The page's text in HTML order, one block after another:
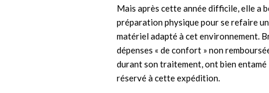
Mais après cette année difficile, elle a
préparation physique pour se refaire
matériel adapté à cet environnement.
dépenses « de confort » non
durant son traitement, ont bien entamé
réservé à cette expédition.